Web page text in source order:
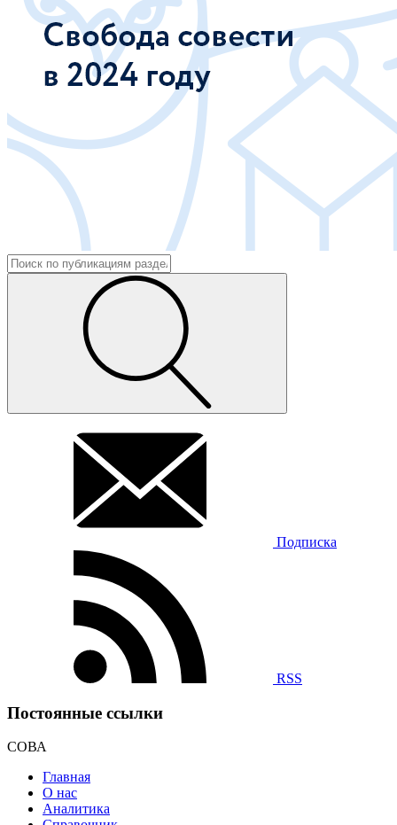
Подписка
RSS
Постоянные ссылки
СОВА
Главная
О нас
Аналитика